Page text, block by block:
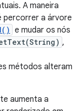
A maneira
percorrer a árvore
e mudar os nós
,
métodos alteram
aumenta a